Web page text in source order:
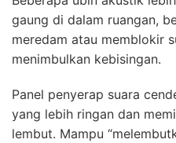
gaung di dalam ruangan,
meredam atau memblokir
menimbulkan kebisingan.
Panel penyerap suara
yang lebih ringan dan
lembut. Mampu